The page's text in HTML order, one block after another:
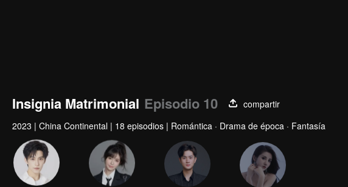
Insignia Matrimonial Episodio 10
compartir
2023 | China Continental | 18 episodios | Romántica · Drama de época · Fantasía